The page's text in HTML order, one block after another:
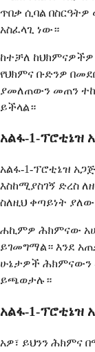
ጥበቃ ሲባል
አስፈላጊ ነው።
ከተቻለ ከህክምናዎችዎ
የህክምና ቡድንዎ
ያመለጠውን መጠን
ይችላል።
አልፋ-1-
አልፋ-1-ፕሮቲኔዝ
እስከሚያስገኝ ድረስ
ስለዚህ ቀጣይነት
ሐኪምዎ ሕክምናው
ይገመግማል። እንደ
ሁኔታዎች ሕክምናውን
ይጫወታሉ።
አልፋ-1-ፕሮቲኔዝ
አዎ፣ ይህንን ሕክምና